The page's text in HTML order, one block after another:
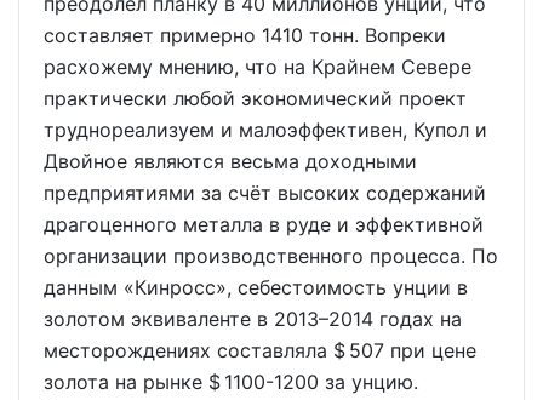
составляет примерно 1410 тонн. Вопреки
расхожему мнению, что на Крайнем Севере
практически любой экономический проект
труднореализуем и малоэффективен, Купол и
Двойное являются весьма доходными
предприятиями за счёт высоких содержаний
драгоценного металла в руде и эффективной
организации производственного процесса. По
данным «Кинросс», себестоимость унции в
золотом эквиваленте в 2013–2014 годах на
месторождениях составляла $ 507 при цене
золота на рынке $ 1100-1200 за унцию.